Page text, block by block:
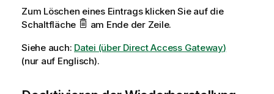
Zum Löschen eines Eintrags klicken Sie auf die
Schaltfläche
am Ende der Zeile.
Siehe auch: Datei (über Direct Access Gateway)
(nur auf Englisch).